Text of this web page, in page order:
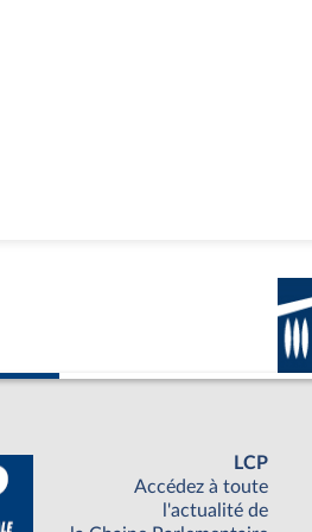
LCP
Accédez à toute
l'actualité de